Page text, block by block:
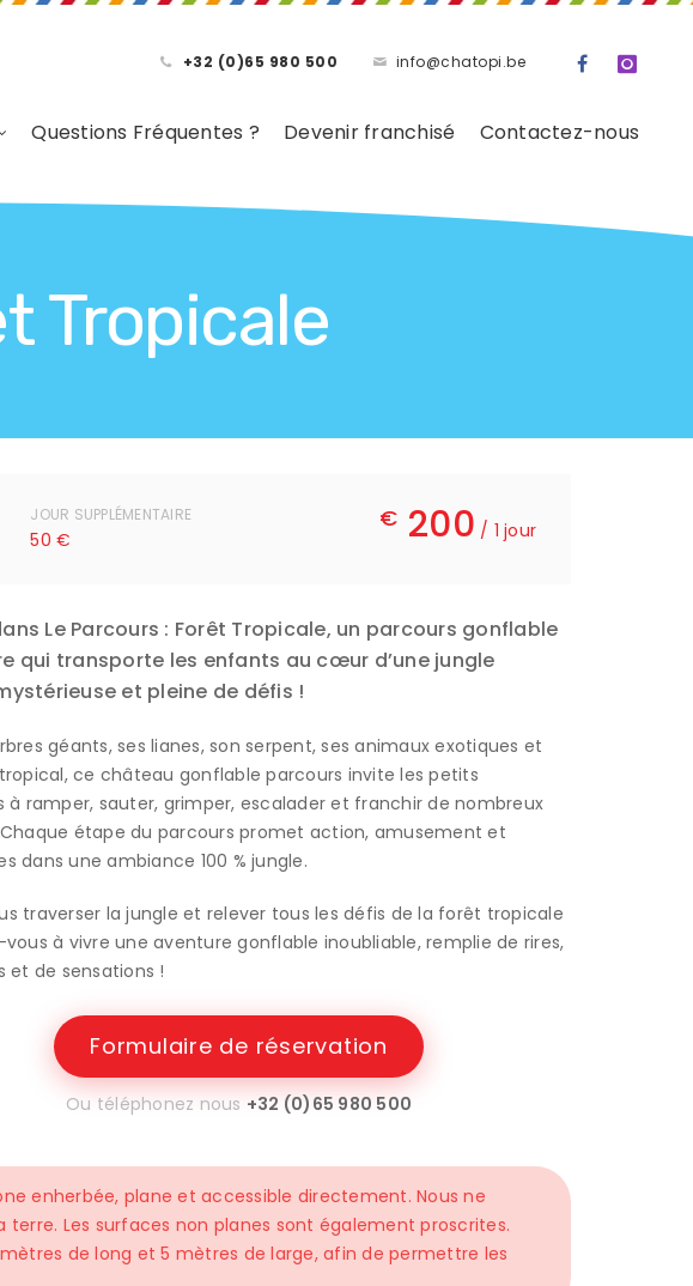
+32 (0)65 980 500 info@chatopi.be
Questions Fréquentes ? Devenir franchisé Contactez-nous
Tropicale
JOUR SUPPLÉMENTAIRE
50 €
€200 / 1 jour
Le Parcours : Forêt Tropicale, un parcours gonflable
qui transporte les enfants au cœur d’une jungle
et pleine de défis !
géants, ses lianes, son serpent, ses animaux exotiques et
ce château gonflable parcours invite les petits
à ramper, sauter, grimper, escalader et franchir de nombreux
étape du parcours promet action, amusement et
dans une ambiance 100 % jungle.
traverser la jungle et relever tous les défis de la forêt tropicale
vous à vivre une aventure gonflable inoubliable, remplie de rires,
et de sensations !
Formulaire de réservation
Ou téléphonez nous +32 (0)65 980 500
enherbée, plane et accessible directement. Nous ne
Les surfaces non planes sont également proscrites.
de long et 5 mètres de large, afin de permettre les